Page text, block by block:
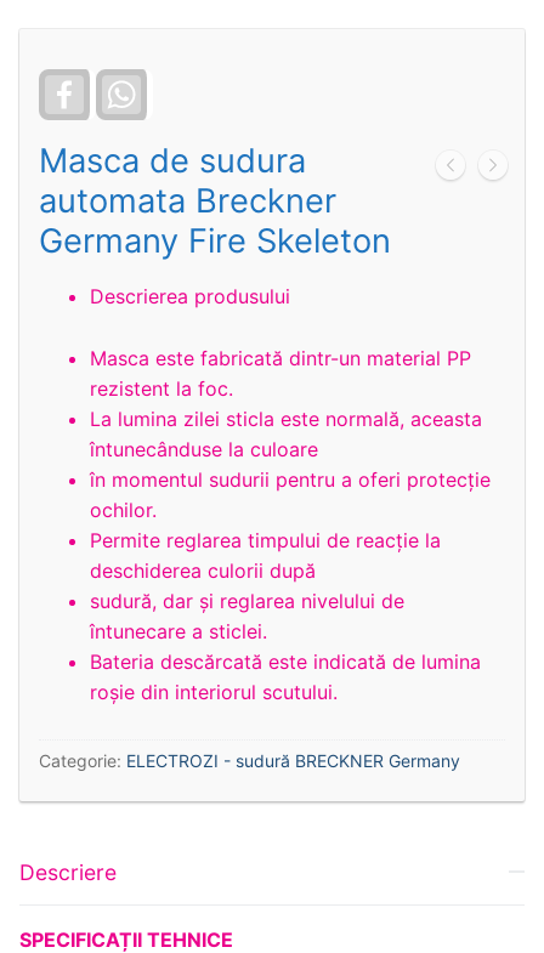
Facebook
Masca de sudura
automata Breckner
Germany Fire Skeleton
Descrierea produsului
Masca este fabricată dintr-un material PP
rezistent la foc.
La lumina zilei sticla este normală, aceasta
întunecânduse la culoare
în momentul sudurii pentru a oferi protecție
ochilor.
Permite reglarea timpului de reacție la
deschiderea culorii după
sudură, dar și reglarea nivelului de
întunecare a sticlei.
Bateria descărcată este indicată de lumina
roșie din interiorul scutului.
Categorie: ELECTROZI - sudură BRECKNER Germany
Descriere
SPECIFICAȚII TEHNICE